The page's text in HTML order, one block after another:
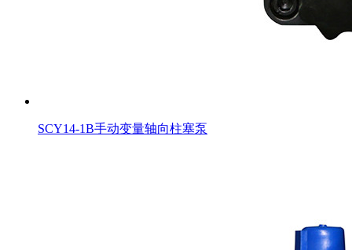
SCY14-1B手动变量轴向柱塞泵